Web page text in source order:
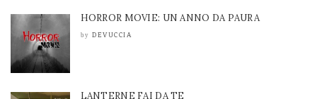
HORROR MOVIE: UN ANNO DA PAURA
by DEVUCCIA
LANTERNE FAI DA TE